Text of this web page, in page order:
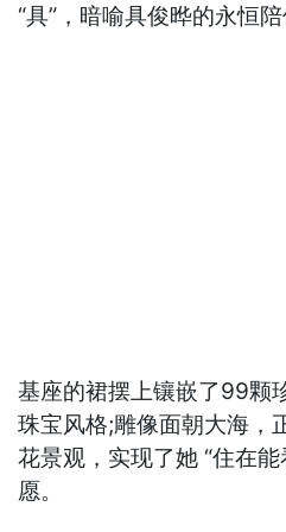
“具”，暗喻具俊晔的永恒
基座的裙摆上镶嵌了99颗
珠宝风格;雕像面朝大海，
花景观，实现了她 “住在
愿。